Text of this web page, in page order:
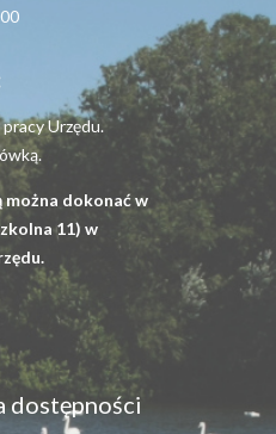
Urzędu.
można dokonać w
11) w
dostępności